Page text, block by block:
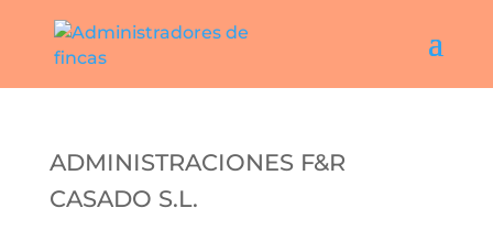
ADMINISTRACIONES F&R
CASADO S.L.